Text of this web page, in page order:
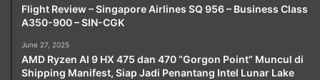
Flight Review – Singapore Airlines SQ 956 – Business Class
A350-900 – SIN-CGK
June 27, 2025
AMD Ryzen AI 9 HX 475 dan 470 “Gorgon Point” Muncul di
Shipping Manifest, Siap Jadi Penantang Intel Lunar Lake